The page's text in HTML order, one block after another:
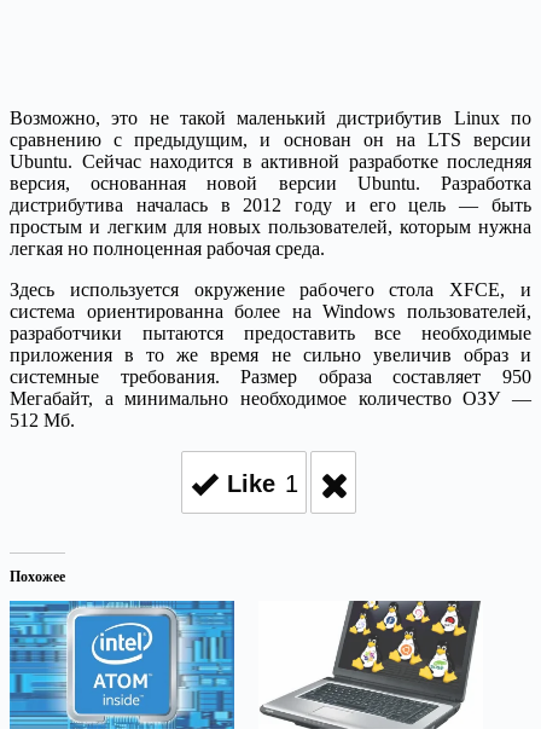
Возможно, это не такой маленький дистрибутив Linux по
сравнению с предыдущим, и основан он на LTS версии
Ubuntu. Сейчас находится в активной разработке последняя
версия, основанная новой версии Ubuntu. Разработка
дистрибутива началась в 2012 году и его цель — быть
простым и легким для новых пользователей, которым нужна
легкая но полноценная рабочая среда.
Здесь используется окружение рабочего стола XFCE, и
система ориентированна более на Windows пользователей,
разработчики пытаются предоставить все необходимые
приложения в то же время не сильно увеличив образ и
системные требования. Размер образа составляет 950
Мегабайт, а минимально необходимое количество ОЗУ —
512 Мб.
Like 1
Похожее